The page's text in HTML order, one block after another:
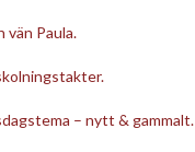
vän Paula.
– nytt & gammalt.